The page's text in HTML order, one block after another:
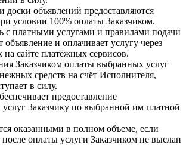
доски объявлений предоставляются
условии 100% оплаты Заказчиком.
с платными услугами и правилами подачи
объявление и оплачивает услугу через
сайте платёжных сервисов.
Заказчиком оплаты выбранных услуг
средств на счёт Исполнителя,
в силу.
предоставление
Заказчику по выбранной им платной
оказанными в полном объеме, если
после оплаты услуги Заказчиком не выслан